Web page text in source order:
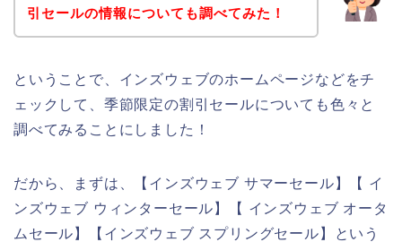
引セールの情報についても調べてみた！
ということで、インズウェブのホームページなどをチ
ェックして、季節限定の割引セールについても色々と
調べてみることにしました！
だから、まずは、【インズウェブ サマーセール】【 イ
ンズウェブ ウィンターセール】【 インズウェブ オータ
ムセール】【インズウェブ スプリングセール】という